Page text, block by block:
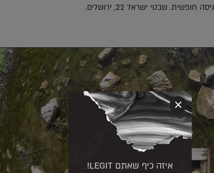
איזה כיף שאתם LEGIT!
×